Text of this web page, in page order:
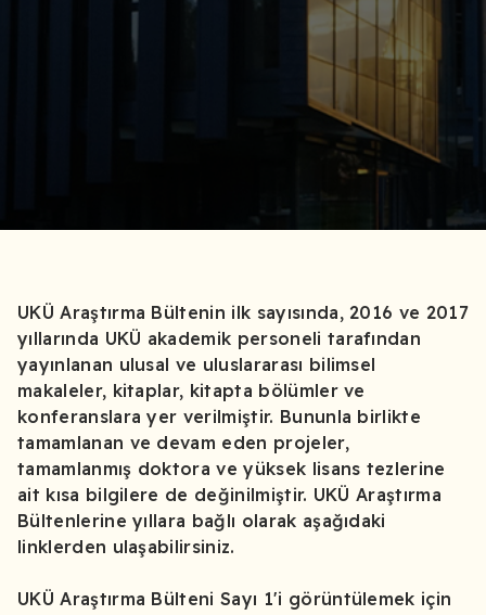
UKÜ Araştırma Bültenin ilk sayısında, 2016 ve 2017
yıllarında UKÜ akademik personeli tarafından
yayınlanan ulusal ve uluslararası bilimsel
makaleler, kitaplar, kitapta bölümler ve
konferanslara yer verilmiştir. Bununla birlikte
tamamlanan ve devam eden projeler,
tamamlanmış doktora ve yüksek lisans tezlerine
ait kısa bilgilere de değinilmiştir. UKÜ Araştırma
Bültenlerine yıllara bağlı olarak aşağıdaki
linklerden ulaşabilirsiniz.
UKÜ Araştırma Bülteni Sayı 1'i görüntülemek için